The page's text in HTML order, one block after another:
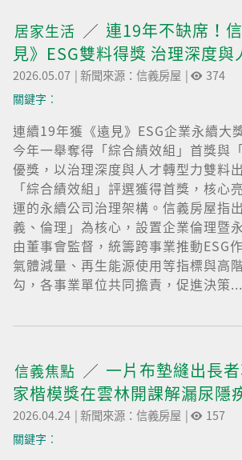
居家生活
連19年不缺席！
見》ESG雙料得獎 治理深度
2026.05.07 |新聞來源：信義房屋 | 374
關鍵字︰
連續19年獲《遠見》ESG企業永續大
今年一舉奪得「綜合績效組」首獎與
優獎，以治理深度與人才轉型力雙料
「綜合績效組」評選獲得首獎，核心
運的永續公司治理架構。信義房屋指
義、倫理」為核心，設置企業倫理暨
由董事會監督，統籌跨事業推動ESG
氣體減量、再生能源使用等指標與高
勾，各事業單位共同擔責，促進決策...
信義焦點
一片布墊縫出長
家楷模獎在雲林開課解漏尿隱
2026.04.24 |新聞來源：信義房屋 | 157
關鍵字︰